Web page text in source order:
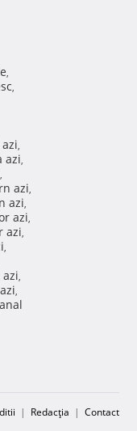
,
,
,
azi,
,
azi,
azi,
azi,
azi,
,
,
,
| Redacţia | Contact